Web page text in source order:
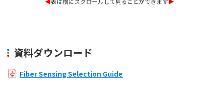
資料ダウンロード
Fiber Sensing Selection Guide